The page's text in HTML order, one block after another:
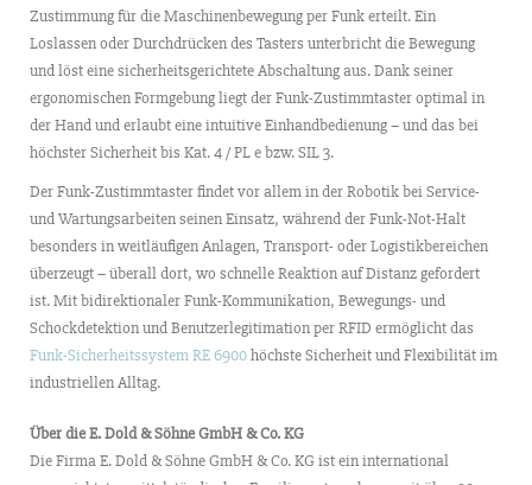
Zustimmung für die Maschinenbewegung per Funk erteilt. Ein
Loslassen oder Durchdrücken des Tasters unterbricht die Bewegung
und löst eine sicherheitsgerichtete Abschaltung aus. Dank seiner
ergonomischen Formgebung liegt der Funk-Zustimmtaster optimal in
der Hand und erlaubt eine intuitive Einhandbedienung – und das bei
höchster Sicherheit bis Kat. 4 / PL e bzw. SIL 3.
Der Funk-Zustimmtaster findet vor allem in der Robotik bei Service-
und Wartungsarbeiten seinen Einsatz, während der Funk-Not-Halt
besonders in weitläufigen Anlagen, Transport- oder Logistikbereichen
überzeugt – überall dort, wo schnelle Reaktion auf Distanz gefordert
ist. Mit bidirektionaler Funk-Kommunikation, Bewegungs- und
Schockdetektion und Benutzerlegitimation per RFID ermöglicht das
Funk-Sicherheitssystem RE 6900höchste Sicherheit und Flexibilität im
industriellen Alltag.
Über die E. Dold & Söhne GmbH & Co. KG
Die Firma E. Dold & Söhne GmbH & Co. KG ist ein international